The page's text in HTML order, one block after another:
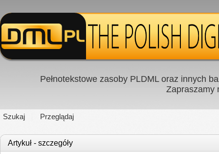
Pełnotekstowe zasoby PLDML oraz innych
Zapraszamy
Szukaj Przeglądaj
Artykuł - szczegóły